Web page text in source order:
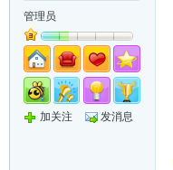
管理员
加关注 发消息